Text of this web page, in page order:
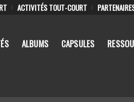
ACTIVITÉS TOUT-COURT
ALBUMS CAPSULES